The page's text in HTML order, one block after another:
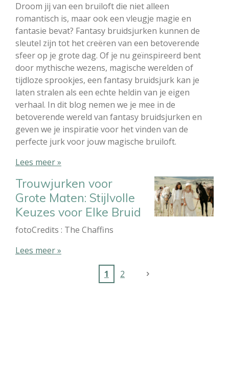
Droom jij van een bruiloft die niet alleen
romantisch is, maar ook een vleugje magie en
fantasie bevat? Fantasy bruidsjurken kunnen de
sleutel zijn tot het creëren van een betoverende
sfeer op je grote dag. Of je nu geïnspireerd bent
door mythische wezens, magische werelden of
tijdloze sprookjes, een fantasy bruidsjurk kan je
laten stralen als een echte heldin van je eigen
verhaal. In dit blog nemen we je mee in de
betoverende wereld van fantasy bruidsjurken en
geven we je inspiratie voor het vinden van de
perfecte jurk voor jouw magische bruiloft.
Lees meer »
Trouwjurken voor
Grote Maten: Stijlvolle
Keuzes voor Elke Bruid
fotoCredits : The Chaffins
Lees meer »
1 2